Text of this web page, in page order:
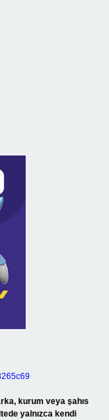
kurum veya şahıs
yalnızca kendi